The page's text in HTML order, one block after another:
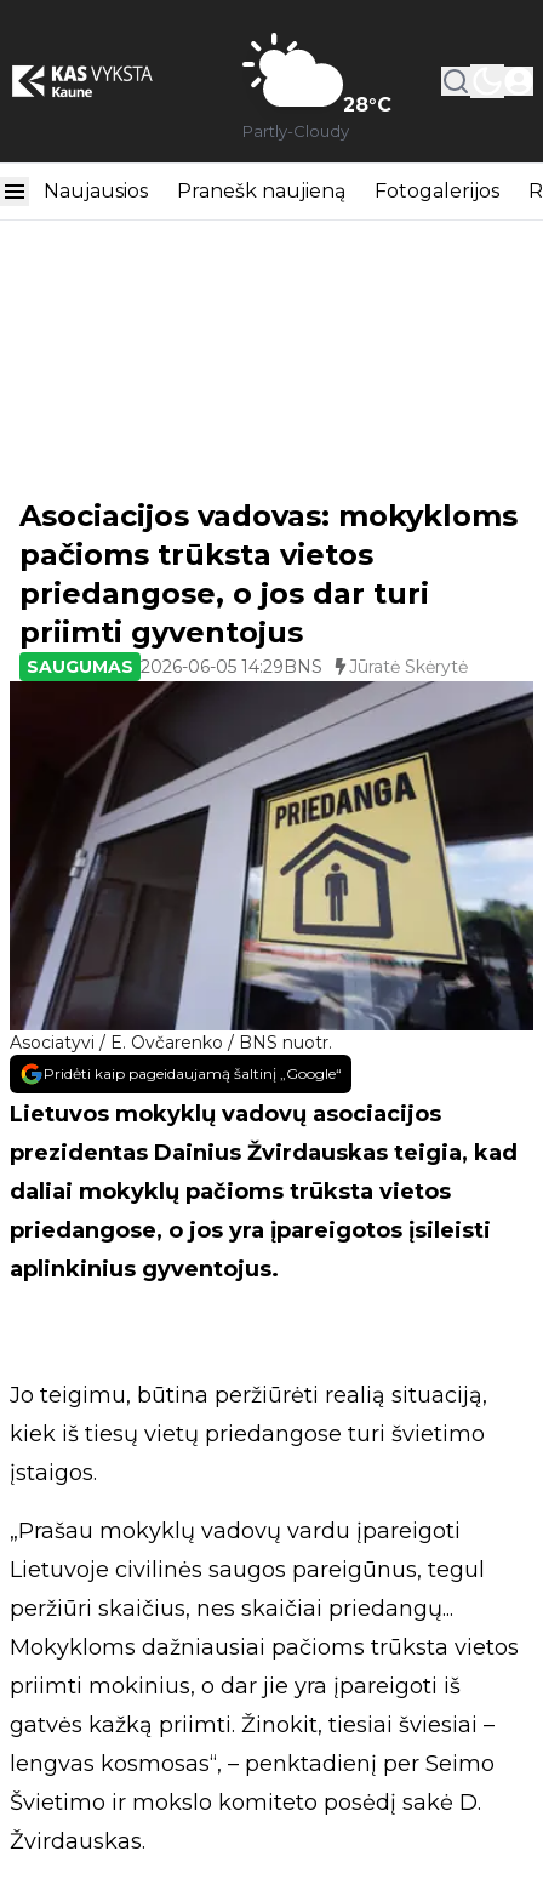
28°C
Partly-Cloudy
Naujausios Pranešk naujieną Fotogalerijos
Asociatyvi / E. Ovčarenko / BNS nuotr.
Asociacijos vadovas: mokykloms
pačioms trūksta vietos
priedangose, o jos dar turi
priimti gyventojus
SAUGUMAS 2026-06-05 14:29BNS Jūratė Skėrytė
Pridėti kaip pageidaujamą šaltinį „Google“
Lietuvos mokyklų vadovų asociacijos
prezidentas Dainius Žvirdauskas teigia, kad
daliai mokyklų pačioms trūksta vietos
priedangose, o jos yra įpareigotos įsileisti
aplinkinius gyventojus.
Jo teigimu, būtina peržiūrėti realią situaciją,
kiek iš tiesų vietų priedangose turi švietimo
įstaigos.
„Prašau mokyklų vadovų vardu įpareigoti
Lietuvoje civilinės saugos pareigūnus, tegul
peržiūri skaičius, nes skaičiai priedangų...
Mokykloms dažniausiai pačioms trūksta vietos
priimti mokinius, o dar jie yra įpareigoti iš
gatvės kažką priimti. Žinokit, tiesiai šviesiai –
lengvas kosmosas“, – penktadienį per Seimo
Švietimo ir mokslo komiteto posėdį sakė D.
Žvirdauskas.